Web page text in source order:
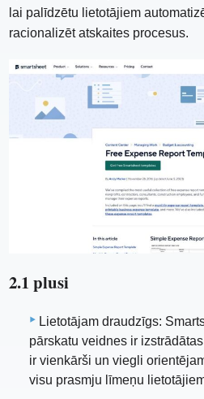
lai palīdzētu lietotājiem
racionalizēt atskaites procesus.
2.1 plusi
Lietotājam draudzīgs:
pārskatu veidnes ir
ir vienkārši un viegli
visu prasmju līmeņu